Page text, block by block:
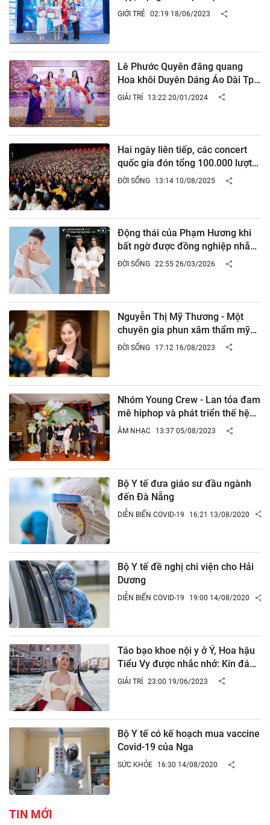
Beauty Jet Award Season 4 -
GIỚI TRẺ 02:19 18/06/2023
Lê Phước Quyên đăng quang
Hoa khôi Duyên Dáng Áo Dài Tp.
Bến Tre 2024
GIẢI TRÍ 13:22 20/01/2024
Hai ngày liên tiếp, các concert
quốc gia đón tổng 100.000 lượt
khán giả
ĐỜI SỐNG 13:14 10/08/2025
Động thái của Phạm Hương khi
bất ngờ được đồng nghiệp nhắc
tên
ĐỜI SỐNG 22:55 26/03/2026
Nguyễn Thị Mỹ Thương - Một
chuyên gia phun xăm thẩm mỹ
với tầm nhìn quốc tế
ĐỜI SỐNG 17:12 16/08/2023
Nhóm Young Crew - Lan tỏa đam
mê hiphop và phát triển thế hệ
kế thừa
ÂM NHẠC 13:37 05/08/2023
Bộ Y tế đưa giáo sư đầu ngành
đến Đà Nẵng
DIỄN BIẾN COVID-19 16:21 13/08/2020
Bộ Y tế đề nghị chi viện cho Hải
Dương
DIỄN BIẾN COVID-19 19:00 14/08/2020
Táo bạo khoe nội y ở Ý, Hoa hậu
Tiểu Vy được nhắc nhở: Kín đáo
sẽ đẹp hơn
GIẢI TRÍ 23:00 19/06/2023
Bộ Y tế có kế hoạch mua vaccine
Covid-19 của Nga
SỨC KHỎE 16:30 14/08/2020
TIN MỚI